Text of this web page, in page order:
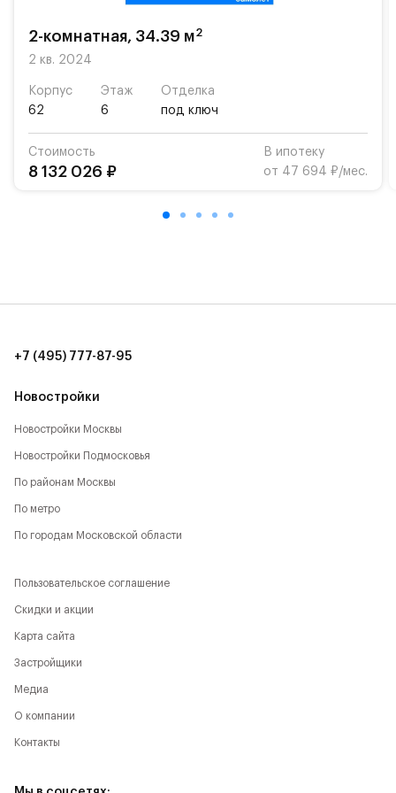
возможность посещения частной гимназии
Для автомобилистов — закрытые озеленённые
Территория квартала приватная, въезд
осуществляется по пропускам.#yan19-2r1498843#
2-комнатная, 34.39 м2
2 кв. 2024
Корпус
62
Этаж
6
Отделка
под ключ
Стоимость
8 132 026 ₽
В ипотеку
от 47 694 ₽/мес.
Новостройки
Новостройки Москвы
Новостройки Подмосковья
По районам Москвы
По метро
По городам Московской области
+7 (495) 777-87-95
Пользовательское соглашение
Скидки и акции
Карта сайта
Застройщики
Медиа
О компании
Контакты